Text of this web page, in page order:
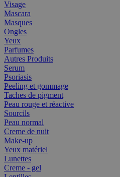
Visage
Mascara
Masques
Ongles
Yeux
Parfumes
Autres Produits
Serum
Psoriasis
Peeling et gommage
Taches de pigment
Peau rouge et réactive
Sourcils
Peau normal
Creme de nuit
Make-up
Yeux matériel
Lunettes
Creme - gel